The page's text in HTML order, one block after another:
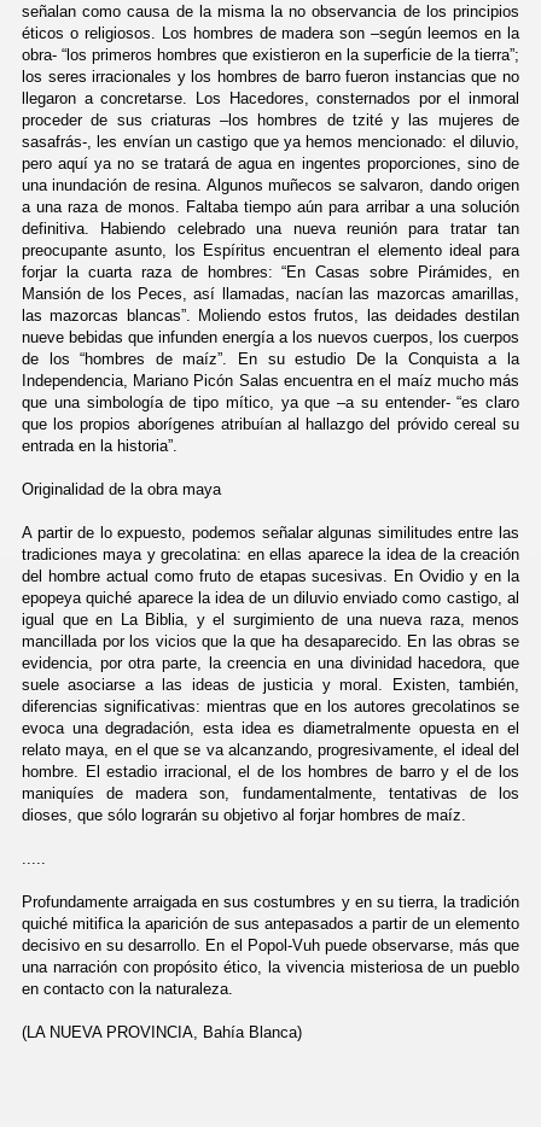
señalan como causa de la misma la no observancia de los principios
éticos o religiosos. Los hombres de madera son –según leemos en la
obra- “los primeros hombres que existieron en la superficie de la tierra”;
los seres irracionales y los hombres de barro fueron instancias que no
llegaron a concretarse. Los Hacedores, consternados por el inmoral
proceder de sus criaturas –los hombres de tzité y las mujeres de
sasafrás-, les envían un castigo que ya hemos mencionado: el diluvio,
pero aquí ya no se tratará de agua en ingentes proporciones, sino de
una inundación de resina. Algunos muñecos se salvaron, dando origen
a una raza de monos. Faltaba tiempo aún para arribar a una solución
definitiva. Habiendo celebrado una nueva reunión para tratar tan
preocupante asunto, los Espíritus encuentran el elemento ideal para
forjar la cuarta raza de hombres: “En Casas sobre Pirámides, en
Mansión de los Peces, así llamadas, nacían las mazorcas amarillas,
las mazorcas blancas”. Moliendo estos frutos, las deidades destilan
nueve bebidas que infunden energía a los nuevos cuerpos, los cuerpos
de los “hombres de maíz”. En su estudio De la Conquista a la
Independencia, Mariano Picón Salas encuentra en el maíz mucho más
que una simbología de tipo mítico, ya que –a su entender- “es claro
que los propios aborígenes atribuían al hallazgo del próvido cereal su
entrada en la historia”.
Originalidad de la obra maya
A partir de lo expuesto, podemos señalar algunas similitudes entre las
tradiciones maya y grecolatina: en ellas aparece la idea de la creación
del hombre actual como fruto de etapas sucesivas. En Ovidio y en la
epopeya quiché aparece la idea de un diluvio enviado como castigo, al
igual que en La Biblia, y el surgimiento de una nueva raza, menos
mancillada por los vicios que la que ha desaparecido. En las obras se
evidencia, por otra parte, la creencia en una divinidad hacedora, que
suele asociarse a las ideas de justicia y moral. Existen, también,
diferencias significativas: mientras que en los autores grecolatinos se
evoca una degradación, esta idea es diametralmente opuesta en el
relato maya, en el que se va alcanzando, progresivamente, el ideal del
hombre. El estadio irracional, el de los hombres de barro y el de los
maniquíes de madera son, fundamentalmente, tentativas de los
dioses, que sólo lograrán su objetivo al forjar hombres de maíz.
.....
Profundamente arraigada en sus costumbres y en su tierra, la tradición
quiché mitifica la aparición de sus antepasados a partir de un elemento
decisivo en su desarrollo. En el Popol-Vuh puede observarse, más que
una narración con propósito ético, la vivencia misteriosa de un pueblo
en contacto con la naturaleza.
(LA NUEVA PROVINCIA, Bahía Blanca)